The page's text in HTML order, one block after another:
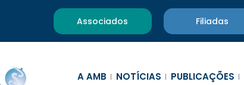
Associados Filiadas
A AMB NOTÍCIAS PUBLICAÇÕES